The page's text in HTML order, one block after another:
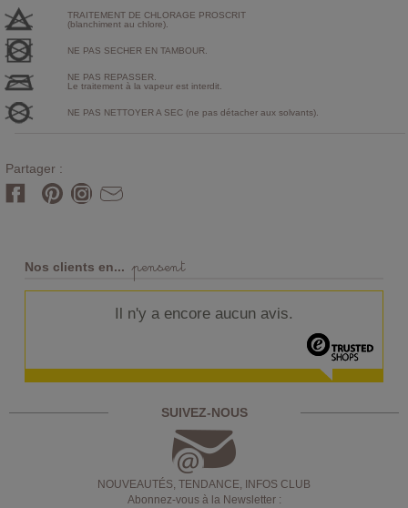
TRAITEMENT DE CHLORAGE PROSCRIT
(blanchiment au chlore).
NE PAS SECHER EN TAMBOUR.
NE PAS REPASSER.
Le traitement à la vapeur est interdit.
NE PAS NETTOYER A SEC (ne pas détacher aux solvants).
Partager :
Nos clients en... pensent
Il n'y a encore aucun avis.
SUIVEZ-NOUS
NOUVEAUTÉS, TENDANCE, INFOS CLUB
Abonnez-vous à la Newsletter :